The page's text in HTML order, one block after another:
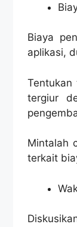
Biaya
aplikasi,
Tentukan
tergiur
Mintalah
terkait